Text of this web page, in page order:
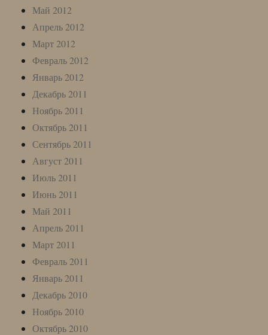
Май 2012
Апрель 2012
Март 2012
Февраль 2012
Январь 2012
Декабрь 2011
Ноябрь 2011
Октябрь 2011
Сентябрь 2011
Август 2011
Июль 2011
Июнь 2011
Май 2011
Апрель 2011
Март 2011
Февраль 2011
Январь 2011
Декабрь 2010
Ноябрь 2010
Октябрь 2010